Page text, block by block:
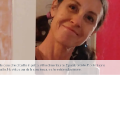
cosa che ci batte in petto. Vi ho dimenticate. E poi ricordate. E poi mi sono
Ho visto cosa sia la coscienza, e che esiste solo amore.